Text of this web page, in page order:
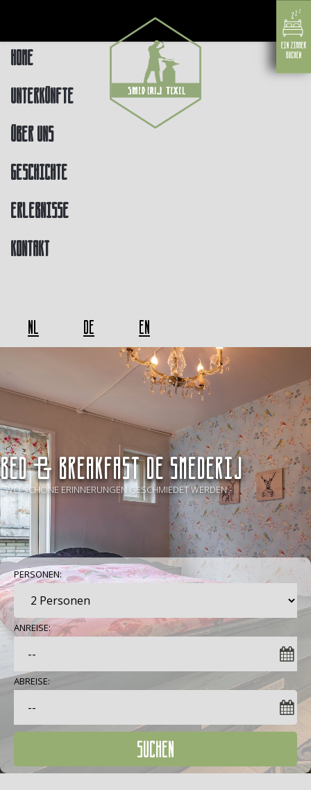
Home
Unterkünfte
Über uns
Geschichte
Erlebnisse
Kontakt
NL DE EN
BED & BREAKFAST De Smederij
- WO SCHÖNE ERINNERUNGEN GESCHMIEDET WERDEN -
PERSONEN:
ANREISE:
ABREISE:
SUCHEN